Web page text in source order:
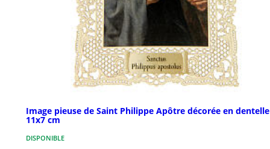
Image pieuse de Saint Philippe Apôtre décorée en dentelle
11x7 cm
DISPONIBLE